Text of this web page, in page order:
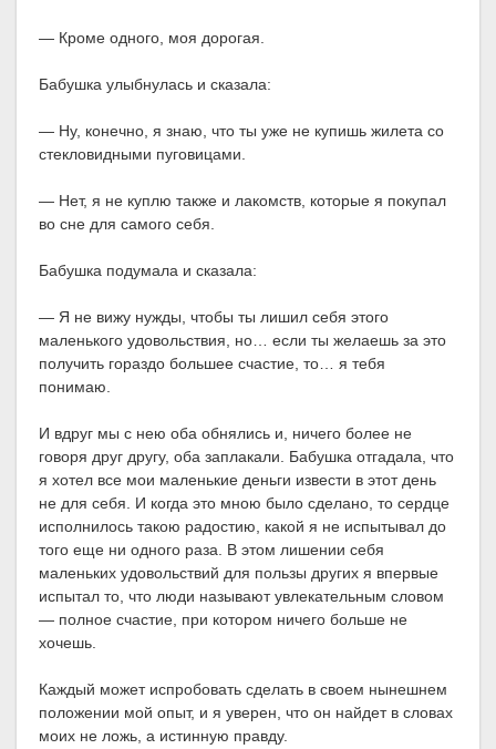
— Кроме одного, моя дорогая.
Бабушка улыбнулась и сказала:
— Ну, конечно, я знаю, что ты уже не купишь жилета со
стекловидными пуговицами.
— Нет, я не куплю также и лакомств, которые я покупал
во сне для самого себя.
Бабушка подумала и сказала:
— Я не вижу нужды, чтобы ты лишил себя этого
маленького удовольствия, но… если ты желаешь за это
получить гораздо большее счастие, то… я тебя
понимаю.
И вдруг мы с нею оба обнялись и, ничего более не
говоря друг другу, оба заплакали. Бабушка отгадала, что
я хотел все мои маленькие деньги извести в этот день
не для себя. И когда это мною было сделано, то сердце
исполнилось такою радостию, какой я не испытывал до
того еще ни одного раза. В этом лишении себя
маленьких удовольствий для пользы других я впервые
испытал то, что люди называют увлекательным словом
— полное счастие, при котором ничего больше не
хочешь.
Каждый может испробовать сделать в своем нынешнем
положении мой опыт, и я уверен, что он найдет в словах
моих не ложь, а истинную правду.